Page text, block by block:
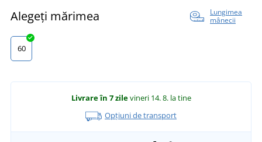
Alegeți mărimea
Lungimea
mânecii
60
Livrare în 7 zilevineri 14. 8. la tine
Opțiuni de transport